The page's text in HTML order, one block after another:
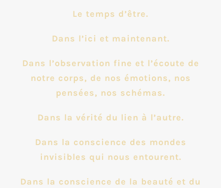
Le temps d’être.
Dans l’ici et maintenant.
Dans l’observation fine et l’écoute de
notre corps, de nos émotions, nos
pensées, nos schémas.
Dans la vérité du lien à l’autre.
Dans la conscience des mondes
invisibles qui nous entourent.
Dans la conscience de la beauté et du